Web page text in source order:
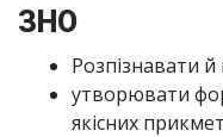
ЗНО
Розпізнавати
утворювати
якісних